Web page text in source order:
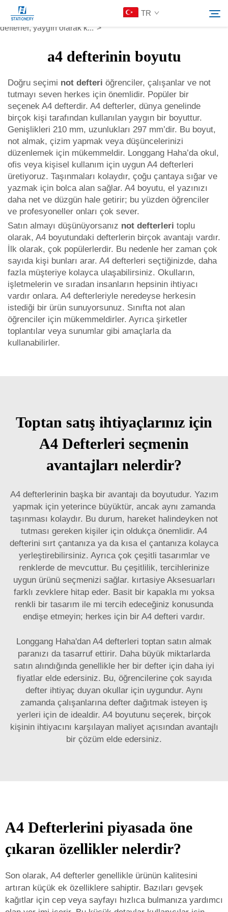
defteri
seçmek önemlidir. Popüler bir seçenek de A4 defterdir. A4
defterler, yaygın olarak k...">
TR
Hakkımızda
Özelleştirilmiş Çözümler
Kaynaklar
Bize Ulaşın
a4 defterinin boyutu
Doğru seçimi not defteri öğrenciler, çalışanlar ve not
tutmayı seven herkes için önemlidir. Popüler bir
seçenek A4 defterdir. A4 defterler, dünya genelinde
birçok kişi tarafından kullanılan yaygın bir boyuttur.
Genişlikleri 210 mm, uzunlukları 297 mm’dir. Bu boyut,
not almak, çizim yapmak veya düşüncelerinizi
düzenlemek için mükemmeldir. Longgang Haha’da okul,
ofis veya kişisel kullanım için uygun A4 defterleri
üretiyoruz. Taşınmaları kolaydır, çoğu çantaya sığar ve
yazmak için bolca alan sağlar. A4 boyutu, el yazınızı
daha net ve düzgün hale getirir; bu yüzden öğrenciler
ve profesyoneller onları çok sever.
Satın almayı düşünüyorsanız not defterleri toplu
olarak, A4 boyutundaki defterlerin birçok avantajı vardır.
İlk olarak, çok popülerlerdir. Bu nedenle her zaman çok
sayıda kişi bunları arar. A4 defterleri seçtiğinizde, daha
fazla müşteriye kolayca ulaşabilirsiniz. Okulların,
işletmelerin ve sıradan insanların hepsinin ihtiyacı
vardır onlara. A4 defterleriyle neredeyse herkesin
istediği bir ürün sunuyorsunuz. Sınıfta not alan
öğrenciler için mükemmeldirler. Ayrıca şirketler
toplantılar veya sunumlar gibi amaçlarla da
kullanabilirler.
Toptan satış ihtiyaçlarınız için
A4 Defterleri seçmenin
avantajları nelerdir?
A4 defterlerinin başka bir avantajı da boyutudur. Yazım
yapmak için yeterince büyüktür, ancak aynı zamanda
taşınması kolaydır. Bu durum, hareket halindeyken not
tutması gereken kişiler için oldukça önemlidir. A4
defterini sırt çantanıza ya da kısa el çantanıza kolayca
yerleştirebilirsiniz. Ayrıca çok çeşitli tasarımlar ve
renklerde de mevcuttur. Bu çeşitlilik, tercihlerinize
uygun ürünü seçmenizi sağlar. kırtasiye Aksesuarları
farklı zevklere hitap eder. Basit bir kapakla mı yoksa
renkli bir tasarım ile mi tercih edeceğiniz konusunda
endişe etmeyin; herkes için bir A4 defteri vardır.
Longgang Haha'dan A4 defterleri toptan satın almak
paranızı da tasarruf ettirir. Daha büyük miktarlarda
satın alındığında genellikle her bir defter için daha iyi
fiyatlar elde edersiniz. Bu, öğrencilerine çok sayıda
defter ihtiyaç duyan okullar için uygundur. Aynı
zamanda çalışanlarına defter dağıtmak isteyen iş
yerleri için de idealdir. A4 boyutunu seçerek, birçok
kişinin ihtiyacını karşılayan maliyet açısından avantajlı
bir çözüm elde edersiniz.
A4 Defterlerini piyasada öne
çıkaran özellikler nelerdir?
Son olarak, A4 defterler genellikle ürünün kalitesini
artıran küçük ek özelliklere sahiptir. Bazıları gevşek
kağıtlar için cep veya sayfayı hızlıca bulmanıza yardımcı